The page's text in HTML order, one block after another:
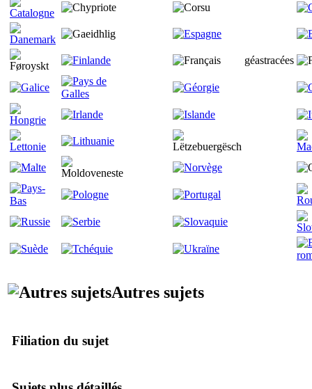
géastracées
Autres sujets
Filiation du sujet